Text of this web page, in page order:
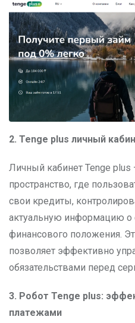
2. Tenge plus личный
Личный кабинет Tenge plus
пространство, где
свои кредиты,
актуальную информацию о
финансового положения.
позволяет эффективно
обязательствами перед
3. Робот Tenge plus:
платежами